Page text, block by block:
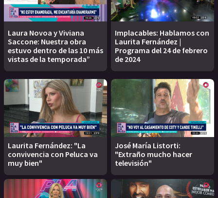
Laura Novoa y Viviana
Saccone: Nuestra obra
estuvo dentro de las 10 más
vistas de la temporada”
Implacables: Hablamos con
Laurita Fernández |
Programa del 24 de febrero
de 2024
Laurita Fernández: "La
convivencia con Peluca va
muy bien"
José María Listorti:
"Extraño mucho hacer
televisión"